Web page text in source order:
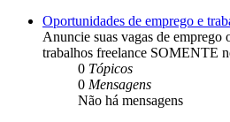
Oportunidades de emprego e
Anuncie suas vagas de emprego
trabalhos freelance SOMENTE
0 Tópicos
0 Mensagens
Não há mensagens